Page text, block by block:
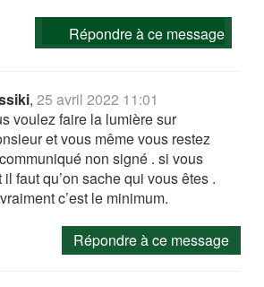
Répondre à ce message
,25 avril 2022 11:01
voulez faire la lumière sur
et vous même vous restez
non signé . si vous
faut qu’on sache qui vous êtes .
c’est le minimum.
Répondre à ce message